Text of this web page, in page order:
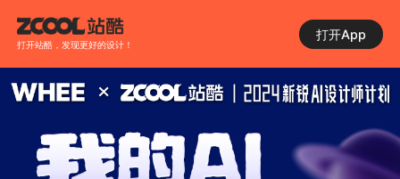
打开站酷，发现更好的设计！
打开App